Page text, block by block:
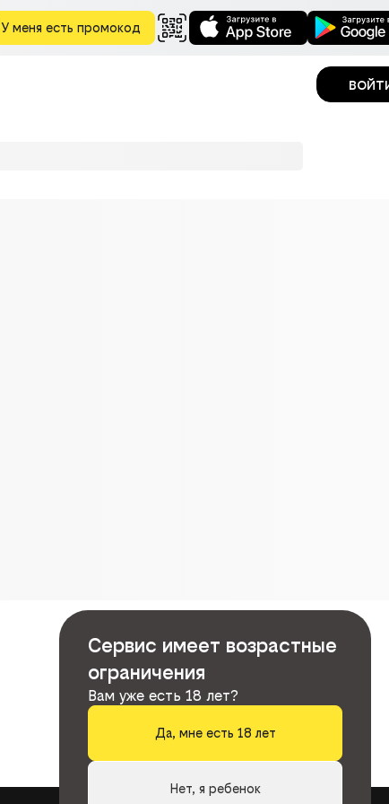
У меня есть промокод
Сервис имеет возрастные
ограничения
Вам уже есть 18 лет?
Да, мне есть 18 лет
Нет, я ребенок